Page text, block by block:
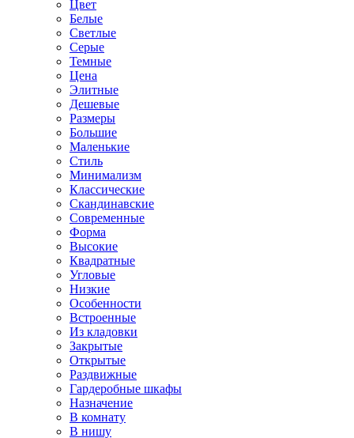
Цвет
Белые
Светлые
Серые
Темные
Цена
Элитные
Дешевые
Размеры
Большие
Маленькие
Стиль
Минимализм
Классические
Скандинавские
Современные
Форма
Высокие
Квадратные
Угловые
Низкие
Особенности
Встроенные
Из кладовки
Закрытые
Открытые
Раздвижные
Гардеробные шкафы
Назначение
В комнату
В нишу